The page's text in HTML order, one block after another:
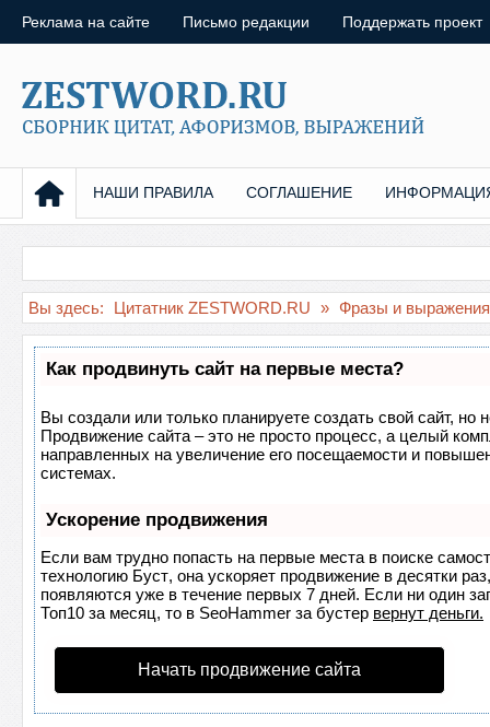
Реклама на сайте Письмо редакции Поддержать проект
НАШИ ПРАВИЛА СОГЛАШЕНИЕ
Вы здесь: Цитатник ZESTWORD.RU » Фразы и
Как продвинуть сайт на первые места?
Вы создали или только планируете создать свой сайт, но
Продвижение сайта – это не просто процесс, а целый
направленных на увеличение его посещаемости и
системах.
Ускорение продвижения
Если вам трудно попасть на первые места в поиске
технологию Буст, она ускоряет продвижение в десятки
появляются уже в течение первых 7 дней. Если ни один
Топ10 за месяц, то в SeoHammer за бустер вернут деньги.
Начать продвижение сайта